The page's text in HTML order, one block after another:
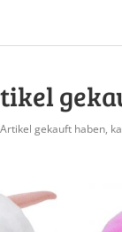
gekauft haben,